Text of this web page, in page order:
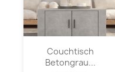
Couchtisch
Betongrau...